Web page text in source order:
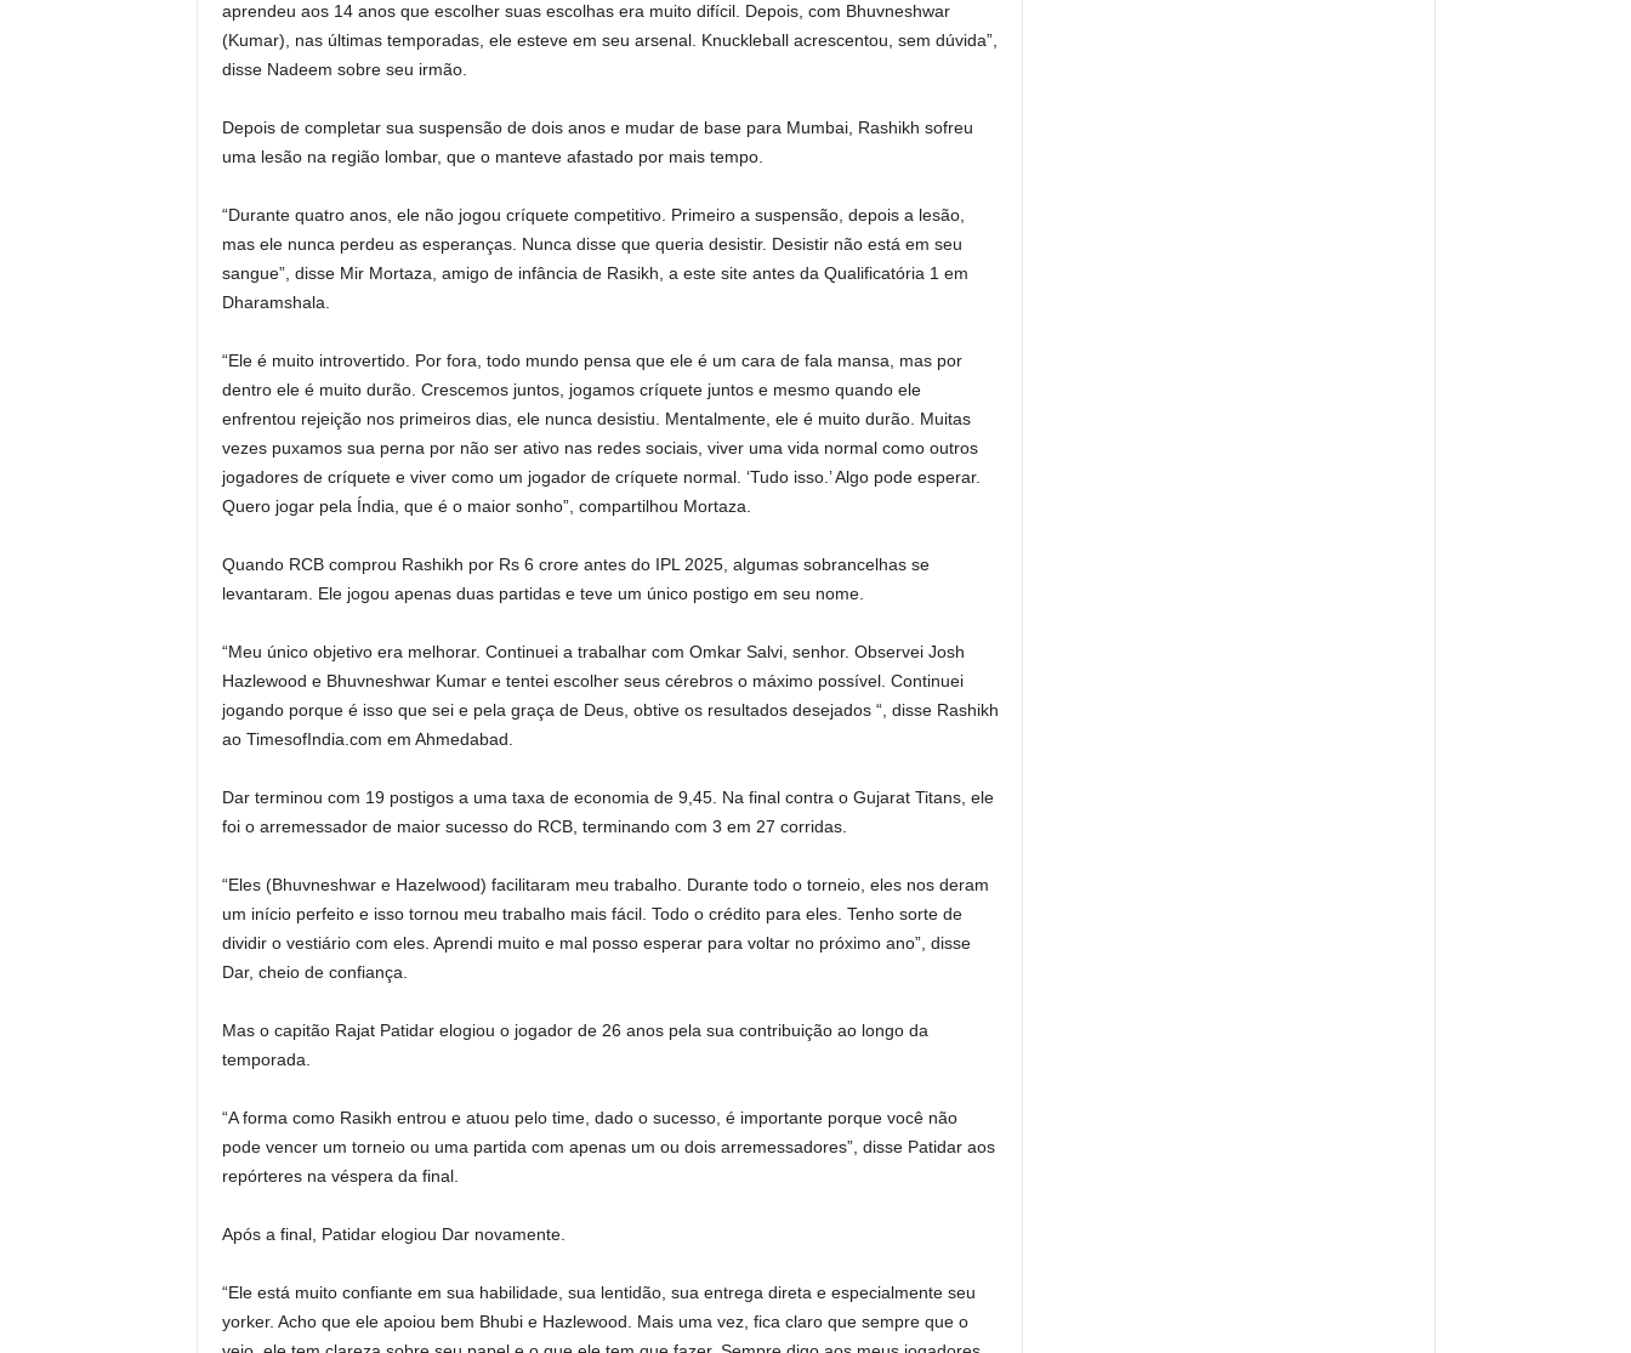
aprendeu aos 14 anos que escolher suas escolhas era muito difícil. Depois, com Bhuvneshwar
(Kumar), nas últimas temporadas, ele esteve em seu arsenal. Knuckleball acrescentou, sem dúvida”,
disse Nadeem sobre seu irmão.
Depois de completar sua suspensão de dois anos e mudar de base para Mumbai, Rashikh sofreu
uma lesão na região lombar, que o manteve afastado por mais tempo.
“Durante quatro anos, ele não jogou críquete competitivo. Primeiro a suspensão, depois a lesão,
mas ele nunca perdeu as esperanças. Nunca disse que queria desistir. Desistir não está em seu
sangue”, disse Mir Mortaza, amigo de infância de Rasikh, a este site antes da Qualificatória 1 em
Dharamshala.
“Ele é muito introvertido. Por fora, todo mundo pensa que ele é um cara de fala mansa, mas por
dentro ele é muito durão. Crescemos juntos, jogamos críquete juntos e mesmo quando ele
enfrentou rejeição nos primeiros dias, ele nunca desistiu. Mentalmente, ele é muito durão. Muitas
vezes puxamos sua perna por não ser ativo nas redes sociais, viver uma vida normal como outros
jogadores de críquete e viver como um jogador de críquete normal. ‘Tudo isso.’ Algo pode esperar.
Quero jogar pela Índia, que é o maior sonho”, compartilhou Mortaza.
Quando RCB comprou Rashikh por Rs 6 crore antes do IPL 2025, algumas sobrancelhas se
levantaram. Ele jogou apenas duas partidas e teve um único postigo em seu nome.
“Meu único objetivo era melhorar. Continuei a trabalhar com Omkar Salvi, senhor. Observei Josh
Hazlewood e Bhuvneshwar Kumar e tentei escolher seus cérebros o máximo possível. Continuei
jogando porque é isso que sei e pela graça de Deus, obtive os resultados desejados “, disse Rashikh
ao TimesofIndia.com em Ahmedabad.
Dar terminou com 19 postigos a uma taxa de economia de 9,45. Na final contra o Gujarat Titans, ele
foi o arremessador de maior sucesso do RCB, terminando com 3 em 27 corridas.
“Eles (Bhuvneshwar e Hazelwood) facilitaram meu trabalho. Durante todo o torneio, eles nos deram
um início perfeito e isso tornou meu trabalho mais fácil. Todo o crédito para eles. Tenho sorte de
dividir o vestiário com eles. Aprendi muito e mal posso esperar para voltar no próximo ano”, disse
Dar, cheio de confiança.
Mas o capitão Rajat Patidar elogiou o jogador de 26 anos pela sua contribuição ao longo da
temporada.
“A forma como Rasikh entrou e atuou pelo time, dado o sucesso, é importante porque você não
pode vencer um torneio ou uma partida com apenas um ou dois arremessadores”, disse Patidar aos
repórteres na véspera da final.
Após a final, Patidar elogiou Dar novamente.
“Ele está muito confiante em sua habilidade, sua lentidão, sua entrega direta e especialmente seu
yorker. Acho que ele apoiou bem Bhubi e Hazlewood. Mais uma vez, fica claro que sempre que o